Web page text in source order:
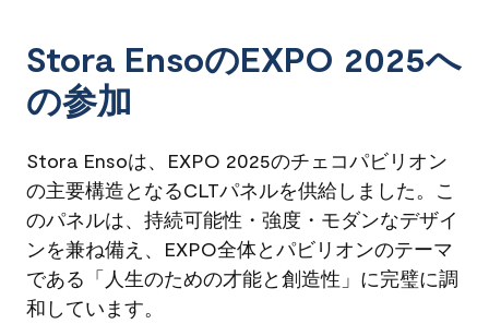
Stora EnsoのEXPO 2025へ
の参加
Stora Ensoは、EXPO 2025のチェコパビリオン
の主要構造となるCLTパネルを供給しました。こ
のパネルは、持続可能性・強度・モダンなデザイ
ンを兼ね備え、EXPO全体とパビリオンのテーマ
である「人生のための才能と創造性」に完璧に調
和しています。